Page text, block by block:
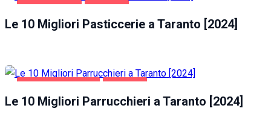
Le 10 Migliori Pasticcerie a Taranto [2024]
Le 10 Migliori Parrucchieri a Taranto [2024]